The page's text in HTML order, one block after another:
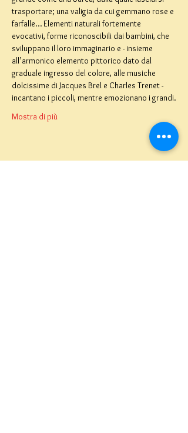
trasportare; una valigia da cui gemmano rose e
farfalle… Elementi naturali fortemente
evocativi, forme riconoscibili dai bambini, che
sviluppano il loro immaginario e - insieme
all’armonico elemento pittorico dato dal
graduale ingresso del colore, alle musiche
dolcissime di Jacques Brel e Charles Trenet -
incantano i piccoli, mentre emozionano i grandi.
Mostra di più